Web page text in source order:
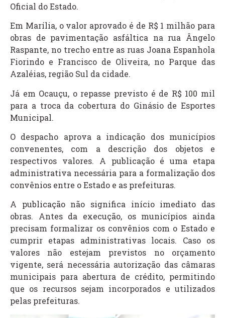
Oficial do Estado.
Em Marília, o valor aprovado é de R$ 1 milhão para
obras de pavimentação asfáltica na rua Ângelo
Raspante, no trecho entre as ruas Joana Espanhola
Fiorindo e Francisco de Oliveira, no Parque das
Azaléias, região Sul da cidade.
Já em Ocauçu, o repasse previsto é de R$ 100 mil
para a troca da cobertura do Ginásio de Esportes
Municipal.
O despacho aprova a indicação dos municípios
convenentes, com a descrição dos objetos e
respectivos valores. A publicação é uma etapa
administrativa necessária para a formalização dos
convênios entre o Estado e as prefeituras.
A publicação não significa início imediato das
obras. Antes da execução, os municípios ainda
precisam formalizar os convênios com o Estado e
cumprir etapas administrativas locais. Caso os
valores não estejam previstos no orçamento
vigente, será necessária autorização das câmaras
municipais para abertura de crédito, permitindo
que os recursos sejam incorporados e utilizados
pelas prefeituras.